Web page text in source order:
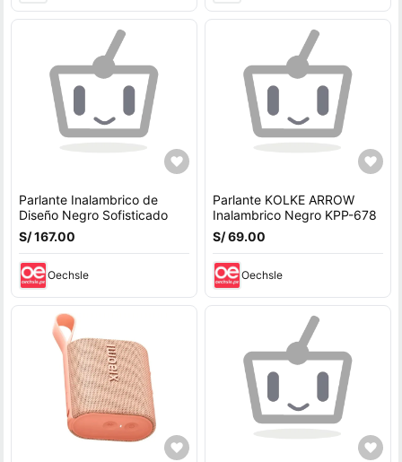
Parlante Inalambrico de
Diseño Negro Sofisticado
S/ 167.00
Oechsle
Parlante KOLKE ARROW
Inalambrico Negro KPP-678
S/ 69.00
Oechsle